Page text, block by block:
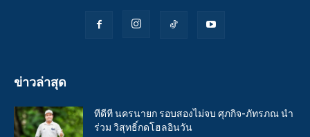
ข่าวล่าสุด
ทีดีที นครนายก รอบสองไม่จบ ศุภกิจ-ภัทรภณ นำ
ร่วม วิสุทธิ์กดโฮลอินวัน